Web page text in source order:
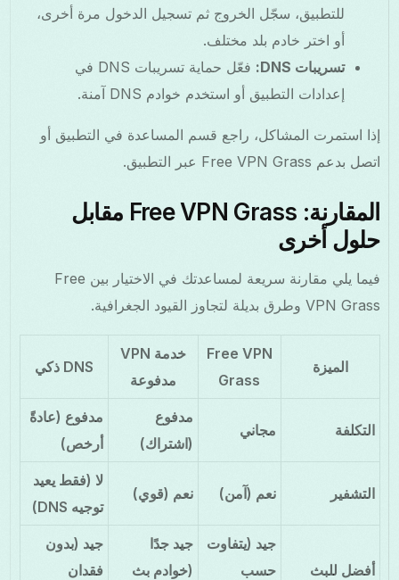
للتطبيق، سجّل الخروج ثم تسجيل الدخول مرة أخرى،
أو اختر خادم بلد مختلف.
تسريبات DNS:
فعّل حماية تسريبات DNS في
إعدادات التطبيق أو استخدم خوادم DNS آمنة.
إذا استمرت المشاكل، راجع قسم المساعدة في التطبيق أو
اتصل بدعم Free VPN Grass عبر التطبيق.
المقارنة: Free VPN Grass مقابل
حلول أخرى
فيما يلي مقارنة سريعة لمساعدتك في الاختيار بين Free
VPN Grass وطرق بديلة لتجاوز القيود الجغرافية.
الميزة
Free VPN
Grass
خدمة VPN
مدفوعة
DNS ذكي
التكلفة مجاني
مدفوع
(اشتراك)
مدفوع (عادةً
أرخص)
التشفير نعم (آمن) نعم (قوي)
لا (فقط يعيد
توجيه DNS)
أفضل للبث
جيد (يتفاوت
حسب
جيد جدًا
(خوادم بث
جيد (بدون
فقدان